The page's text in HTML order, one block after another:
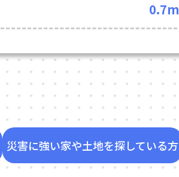
0.7m
災害に強い家や土地を探している方